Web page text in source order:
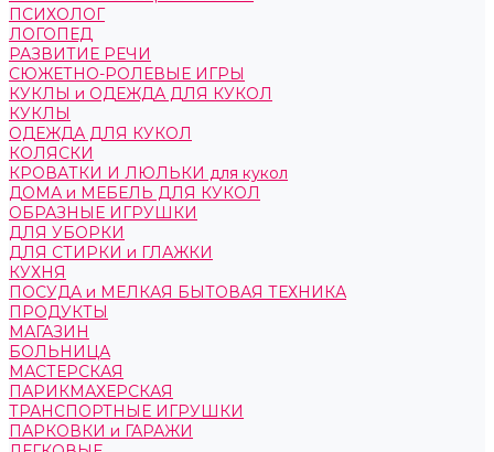
ПСИХОЛОГ
ЛОГОПЕД
РАЗВИТИЕ РЕЧИ
СЮЖЕТНО-РОЛЕВЫЕ ИГРЫ
КУКЛЫ и ОДЕЖДА ДЛЯ КУКОЛ
КУКЛЫ
ОДЕЖДА ДЛЯ КУКОЛ
КОЛЯСКИ
КРОВАТКИ И ЛЮЛЬКИ для кукол
ДОМА и МЕБЕЛЬ ДЛЯ КУКОЛ
ОБРАЗНЫЕ ИГРУШКИ
ДЛЯ УБОРКИ
ДЛЯ СТИРКИ и ГЛАЖКИ
КУХНЯ
ПОСУДА и МЕЛКАЯ БЫТОВАЯ ТЕХНИКА
ПРОДУКТЫ
МАГАЗИН
БОЛЬНИЦА
МАСТЕРСКАЯ
ПАРИКМАХЕРСКАЯ
ТРАНСПОРТНЫЕ ИГРУШКИ
ПАРКОВКИ и ГАРАЖИ